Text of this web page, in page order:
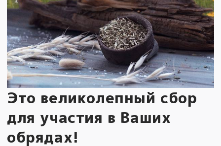
Это великолепный сбор
для участия в Ваших
обрядах!